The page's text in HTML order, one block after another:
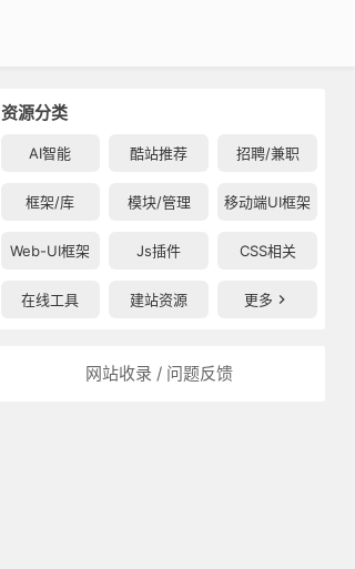
资源分类
AI智能 酷站推荐 招聘/兼职
框架/库 模块/管理 移动端UI框架
Web-UI框架 Js插件 CSS相关
在线工具 建站资源 更多
网站收录 / 问题反馈